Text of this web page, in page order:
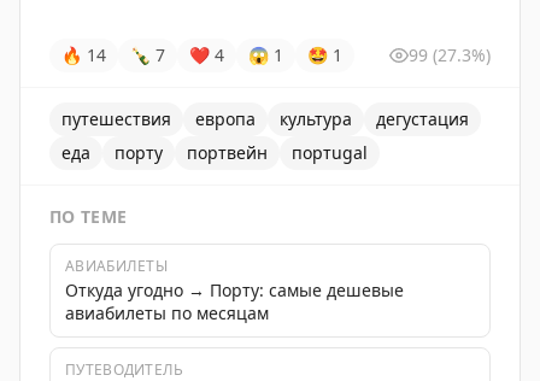
🔥 14 🍾 7 ❤ 4 😱 1 🤩 1 99 (27.3%)
путешествия европа культура
дегустация
еда
порту портвейн портugal
ПО ТЕМЕ
АВИАБИЛЕТЫ
Откуда угодно → Порту: самые дешевые
авиабилеты по месяцам
ПУТЕВОДИТЕЛЬ